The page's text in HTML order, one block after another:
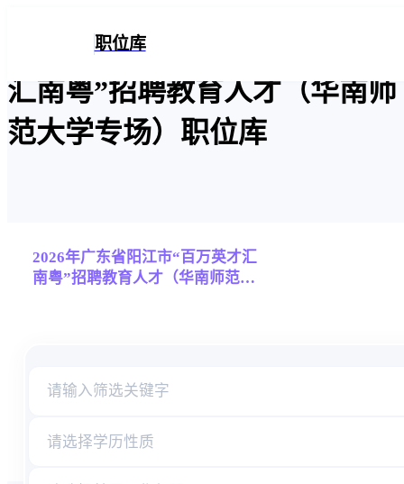
2026年广东省阳江市“百万英才
汇南粤”招聘教育人才（华南师
范大学专场）职位库
职位库
2026年广东省阳江市“百万英才汇
南粤”招聘教育人才（华南师范大
请选择学历性质